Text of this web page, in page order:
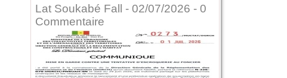
Lat Soukabé Fall - 02/07/2026 - 0
Commentaire